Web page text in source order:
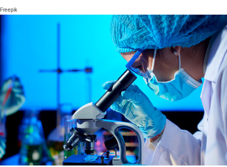
Freepik